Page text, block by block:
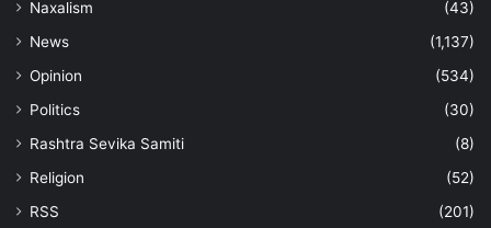
Naxalism
(43)
News
(1,137)
Opinion
(534)
Politics
(30)
Rashtra Sevika Samiti
(8)
Religion
(52)
RSS
(201)